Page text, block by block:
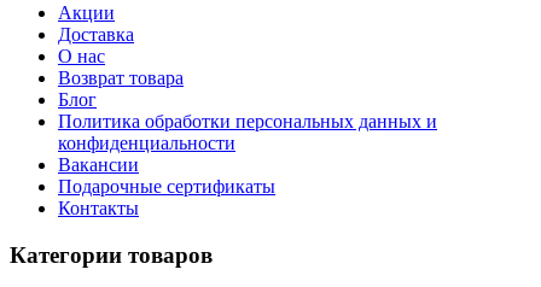
Акции
Доставка
О нас
Возврат товара
Блог
Политика обработки персональных данных и
конфиденциальности
Вакансии
Подарочные сертификаты
Контакты
Категории товаров